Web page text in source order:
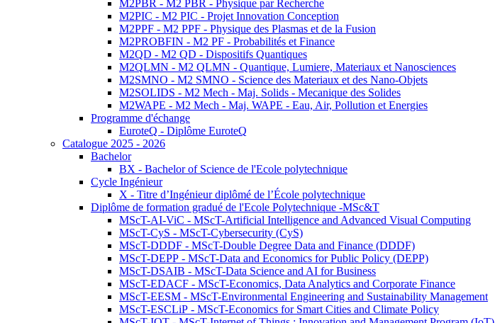
M2PBR - M2 PBR - Physique par Recherche
M2PIC - M2 PIC - Projet Innovation Conception
M2PPF - M2 PPF - Physique des Plasmas et de la Fusion
M2PROBFIN - M2 PF - Probabilités et Finance
M2QD - M2 QD - Dispositifs Quantiques
M2QLMN - M2 QLMN - Quantique, Lumiere, Materiaux et Nanosciences
M2SMNO - M2 SMNO - Science des Materiaux et des Nano-Objets
M2SOLIDS - M2 Mech - Maj. Solids - Mecanique des Solides
M2WAPE - M2 Mech - Maj. WAPE - Eau, Air, Pollution et Energies
Programme d'échange
EuroteQ - Diplôme EuroteQ
Catalogue 2025 - 2026
Bachelor
BX - Bachelor of Science de l'Ecole polytechnique
Cycle Ingénieur
X - Titre d’Ingénieur diplômé de l’École polytechnique
Diplôme de formation gradué de l'Ecole Polytechnique -MSc&T
MScT-AI-ViC - MScT-Artificial Intelligence and Advanced Visual Computing
MScT-CyS - MScT-Cybersecurity (CyS)
MScT-DDDF - MScT-Double Degree Data and Finance (DDDF)
MScT-DEPP - MScT-Data and Economics for Public Policy (DEPP)
MScT-DSAIB - MScT-Data Science and AI for Business
MScT-EDACF - MScT-Economics, Data Analytics and Corporate Finance
MScT-EESM - MScT-Environmental Engineering and Sustainability Management
MScT-ESCLiP - MScT-Economics for Smart Cities and Climate Policy